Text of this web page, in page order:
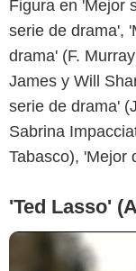
Figura en 'Mejor
serie de drama',
drama' (F.
James y Will
serie de drama'
Sabrina
Tabasco), 'Mejor
'Ted Lasso'